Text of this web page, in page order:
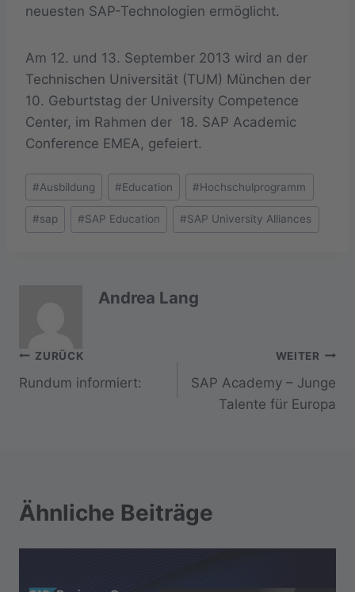
neuesten SAP-Technologien ermöglicht.
Am 12. und 13. September 2013 wird an der
Technischen Universität (TUM) München der
10. Geburtstag der University Competence
Center, im Rahmen der 18. SAP Academic
Conference EMEA, gefeiert.
Schlagworte:
#Ausbildung #Education #Hochschulprogramm
#sap #SAP Education #SAP University Alliances
Andrea Lang
Beitragsnavigation
ZURÜCK
Rundum informiert:
WEITER
SAP Academy – Junge
Talente für Europa
Ähnliche Beiträge